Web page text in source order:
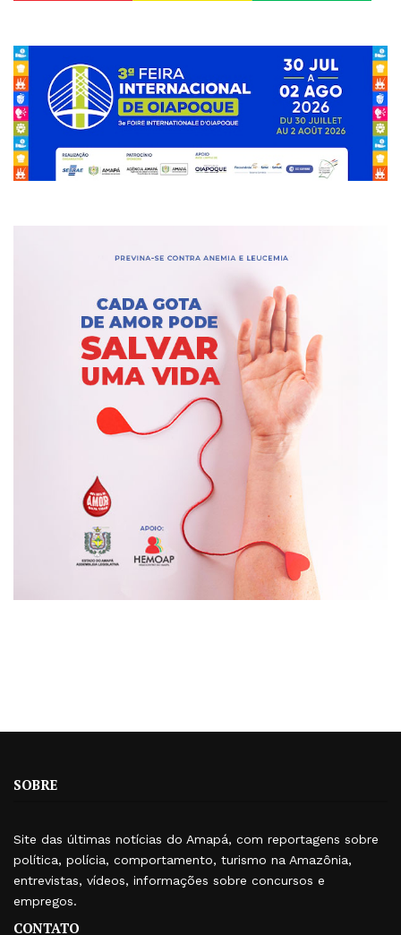
SOBRE
Site das últimas notícias do Amapá, com reportagens sobre
política, polícia, comportamento, turismo na Amazônia,
entrevistas, vídeos, informações sobre concursos e
empregos.
CONTATO